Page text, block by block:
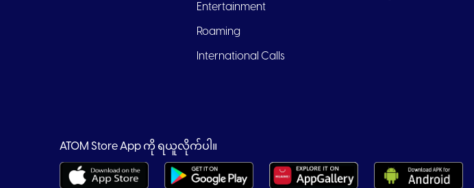
Entertainment
Roaming
International Calls
ATOM Store App ကို ရယူလိုက်ပါ။